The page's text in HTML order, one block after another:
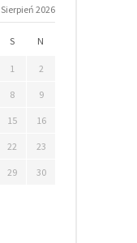
Sierpień 2026
S N
1 2
8 9
15 16
22 23
29 30